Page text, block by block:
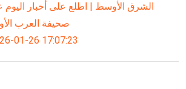
الشرق الأوسط | اطلع على أخبار اليوم
صحيفة العرب
01-26 17:07:23